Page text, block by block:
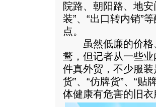
院路、朝阳路、地
装”、“出口转内销”
点。
虽然低廉的价格
鹜，但记者从一些
件真外贸，不少服
货”、“仿牌货”、“
体健康有危害的旧衣